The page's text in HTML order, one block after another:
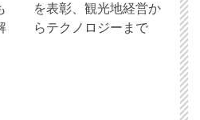
を表彰、観光地経営か
らテクノロジーまで